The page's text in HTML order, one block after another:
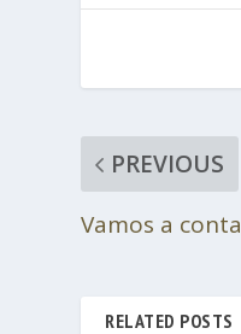
PREVIOUS
Vamos a
RELATED POSTS